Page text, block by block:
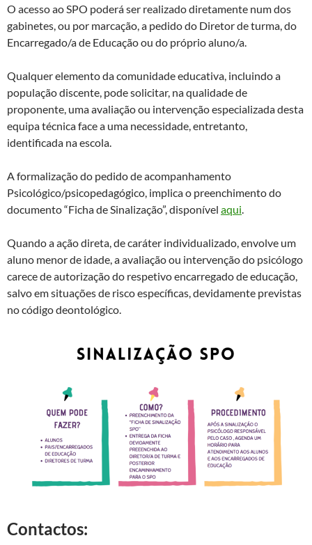
O acesso ao SPO poderá ser realizado diretamente num dos
gabinetes, ou por marcação, a pedido do Diretor de turma, do
Encarregado/a de Educação ou do próprio aluno/a.
Qualquer elemento da comunidade educativa, incluindo a
população discente, pode solicitar, na qualidade de
proponente, uma avaliação ou intervenção especializada desta
equipa técnica face a uma necessidade, entretanto,
identificada na escola.
A formalização do pedido de acompanhamento
Psicológico/psicopedagógico, implica o preenchimento do
documento “Ficha de Sinalização”, disponível aqui.
Quando a ação direta, de caráter individualizado, envolve um
aluno menor de idade, a avaliação ou intervenção do psicólogo
carece de autorização do respetivo encarregado de educação,
salvo em situações de risco específicas, devidamente previstas
no código deontológico.
Contactos: